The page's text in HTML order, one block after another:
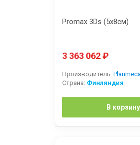
Promax 3Ds (5x8см)
3 363 062₽
Производитель:
Страна: Финляндия
В корзину